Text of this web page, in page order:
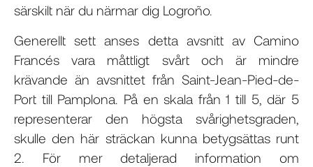
särskilt när du närmar dig Logroño.
Generellt sett anses detta avsnitt av Camino
Francés vara måttligt svårt och är mindre
krävande än avsnittet från Saint-Jean-Pied-de-
Port till Pamplona. På en skala från 1 till 5, där 5
representerar den högsta svårighetsgraden,
skulle den här sträckan kunna betygsättas runt
2. För mer detaljerad information om